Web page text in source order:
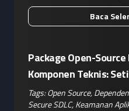
Baca
Package Open-
Komponen Teknis:
Adalah Keputusan
Tags:Open Source,
Secure SDLC,Keamanan